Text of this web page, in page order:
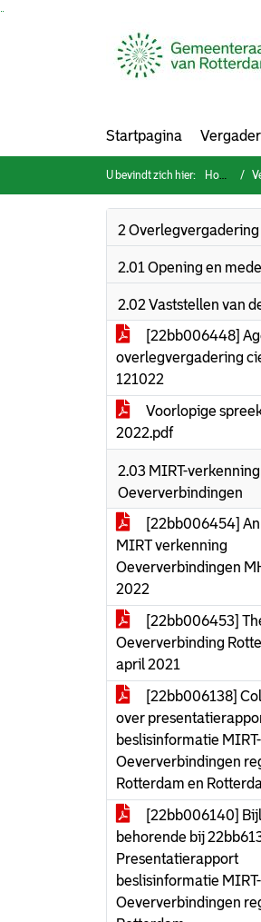
Startpagina
U bevindt zich hier: Home
2 Overlegvergadering
2.01 Opening en
2.02 Vaststellen van
[22bb006448]
overlegvergadering
121022
Voorlopige
2022.pdf
2.03 MIRT-verkenning
Oeververbindingen
[22bb006454]
MIRT verkenning
Oeververbindingen
2022
[22bb006453]
Oeververbinding
april 2021
[22bb006138]
over
beslisinformatie
Oeververbindingen
Rotterdam en
[22bb006140]
behorende bij
Presentatierapport
beslisinformatie
Oeververbindingen